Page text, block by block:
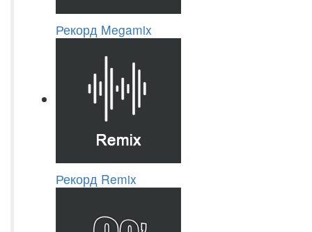
Рекорд Megamix
Рекорд Remix